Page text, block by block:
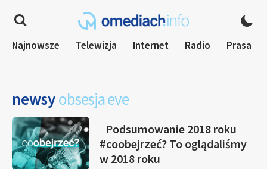
Najnowsze Telewizja Internet Radio Prasa
newsyobsesja eve
Podsumowanie 2018 roku
#coobejrzeć? To oglądaliśmy
w 2018 roku